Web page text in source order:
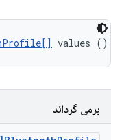
values ()
برمی گرداند